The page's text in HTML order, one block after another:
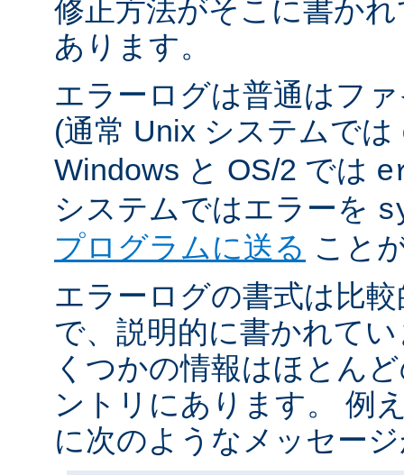
修正方法がそこに書か
あります。
エラーログは普通はフ
(通常 Unix システムでは
Windows と OS/2 では
システムではエラーを
プログラムに送る こと
エラーログの書式は比
で、説明的に書かれて
くつかの情報はほとん
ントリにあります。 例
に次のようなメッセー